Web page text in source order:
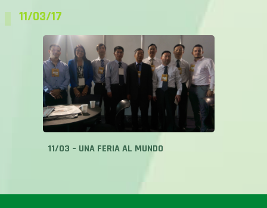
11/03/17
11/03 – UNA FERIA AL MUNDO